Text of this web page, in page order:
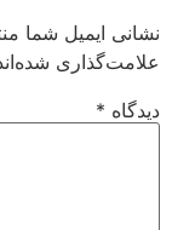
نشانی ایمیل شما
علامت‌گذاری
دیدگاه *